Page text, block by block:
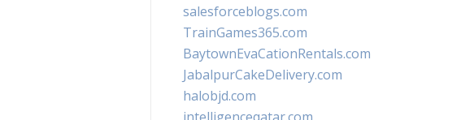
salesforceblogs.com
TrainGames365.com
BaytownEvaCationRentals.com
JabalpurCakeDelivery.com
halobjd.com